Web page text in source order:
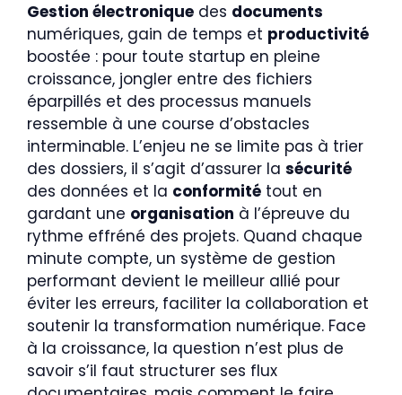
Gestion électronique des documents
numériques, gain de temps et productivité
boostée : pour toute startup en pleine
croissance, jongler entre des fichiers
éparpillés et des processus manuels
ressemble à une course d’obstacles
interminable. L’enjeu ne se limite pas à trier
des dossiers, il s’agit d’assurer la sécurité
des données et la conformité tout en
gardant une organisation à l’épreuve du
rythme effréné des projets. Quand chaque
minute compte, un système de gestion
performant devient le meilleur allié pour
éviter les erreurs, faciliter la collaboration et
soutenir la transformation numérique. Face
à la croissance, la question n’est plus de
savoir s’il faut structurer ses flux